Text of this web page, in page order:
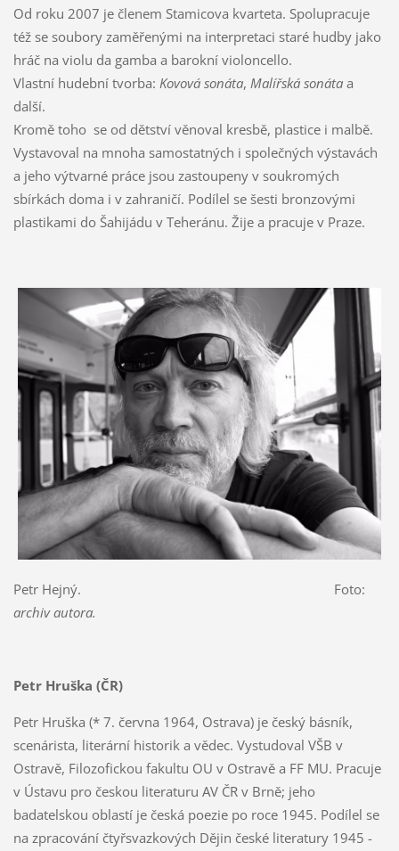
Od roku 2007 je členem Stamicova kvarteta. Spolupracuje
též se soubory zaměřenými na interpretaci staré hudby jako
hráč na violu da gamba a barokní violoncello.
Vlastní hudební tvorba: Kovová sonáta, Malířská sonátaa
další.
Kromě toho se od dětství věnoval kresbě, plastice i malbě.
Vystavoval na mnoha samostatných i společných výstavách
a jeho výtvarné práce jsou zastoupeny v soukromých
sbírkách doma i v zahraničí. Podílel se šesti bronzovými
plastikami do Šahijádu v Teheránu. Žije a pracuje v Praze.
Petr Hejný. Foto:
archiv autora.
Petr Hruška (ČR)
Petr Hruška (* 7. června 1964, Ostrava) je český básník,
scenárista, literární historik a vědec. Vystudoval VŠB v
Ostravě, Filozofickou fakultu OU v Ostravě a FF MU. Pracuje
v Ústavu pro českou literaturu AV ČR v Brně; jeho
badatelskou oblastí je česká poezie po roce 1945. Podílel se
na zpracování čtyřsvazkových Dějin české literatury 1945 -